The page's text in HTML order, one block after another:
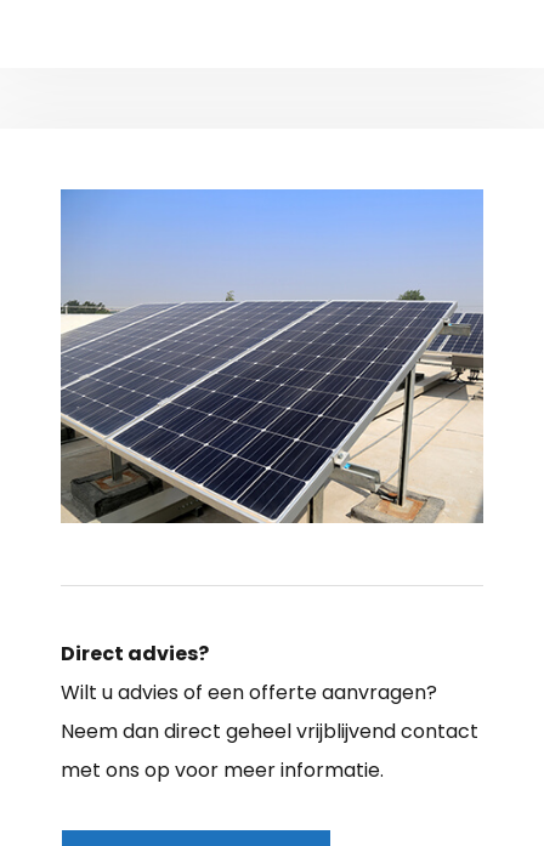
Direct advies?
Wilt u advies of een offerte aanvragen?
Neem dan direct geheel vrijblijvend contact
met ons op voor meer informatie.